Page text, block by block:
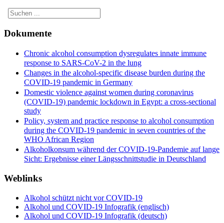
Dokumente
Chronic alcohol consumption dysregulates innate immune
response to SARS-CoV-2 in the lung
Changes in the alcohol-specific disease burden during the
COVID-19 pandemic in Germany
Domestic violence against women during coronavirus
(COVID-19) pandemic lockdown in Egypt: a cross-sectional
study
Policy, system and practice response to alcohol consumption
during the COVID-19 pandemic in seven countries of the
WHO African Region
Alkoholkonsum während der COVID-19-Pandemie auf lange
Sicht: Ergebnisse einer Längsschnittstudie in Deutschland
Weblinks
Alkohol schützt nicht vor COVID-19
Alkohol und COVID-19 Infografik (englisch)
Alkohol und COVID-19 Infografik (deutsch)